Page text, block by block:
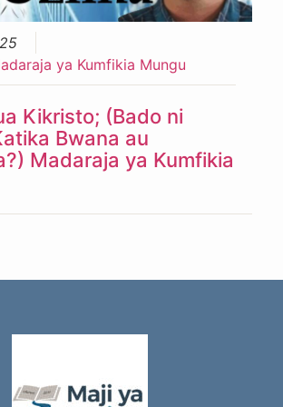
ya Kumfikia Mungu
Kikristo; (Bado ni
Bwana au
Madaraja ya Kumfikia